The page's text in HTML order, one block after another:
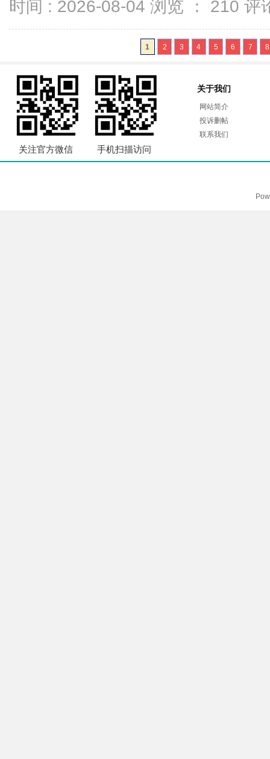
时间 : 2026-08-04 浏览 ： 210 评
1 2 3 4 5 6 7 8
关注官方微信 手机扫描访问
关于我们
网站简介
投诉删帖
联系我们